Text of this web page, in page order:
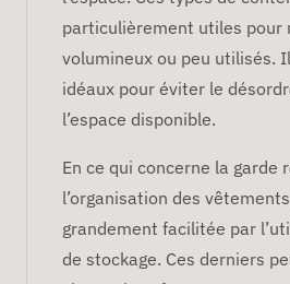
particulièrement utiles pour
volumineux ou peu utilisés.
idéaux pour éviter le
l’espace disponible.
En ce qui concerne la garde
l’organisation des
grandement facilitée par
de stockage. Ces derniers